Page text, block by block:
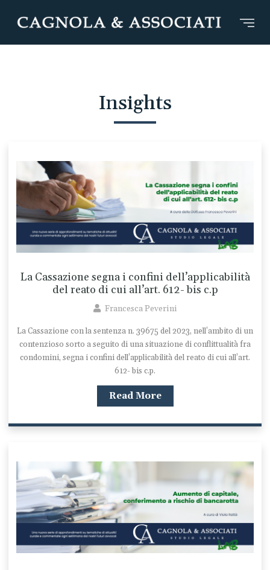
Insights
La Cassazione segna i confini dell’applicabilità
del reato di cui all’art. 612- bis c.p
Francesca Peverini
La Cassazione con la sentenza n. 39675 del 2023, nell’ambito di un
contenzioso sorto a seguito di una situazione di conflittualità fra
condomini, segna i confini dell’applicabilità del reato di cui all’art.
612- bis c.p.
Read More